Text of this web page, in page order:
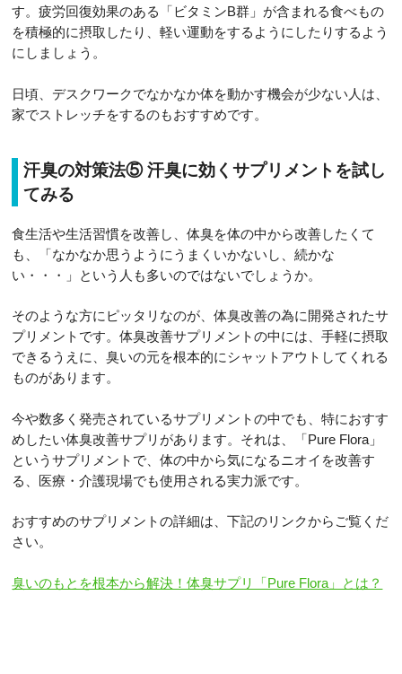
す。疲労回復効果のある「ビタミンB群」が含まれる食べもの
を積極的に摂取したり、軽い運動をするようにしたりするよう
にしましょう。
日頃、デスクワークでなかなか体を動かす機会が少ない人は、
家でストレッチをするのもおすすめです。
汗臭の対策法⑤ 汗臭に効くサプリメントを試し
てみる
食生活や生活習慣を改善し、体臭を体の中から改善したくて
も、「なかなか思うようにうまくいかないし、続かな
い・・・」という人も多いのではないでしょうか。
そのような方にピッタリなのが、体臭改善の為に開発されたサ
プリメントです。体臭改善サプリメントの中には、手軽に摂取
できるうえに、臭いの元を根本的にシャットアウトしてくれる
ものがあります。
今や数多く発売されているサプリメントの中でも、特におすす
めしたい体臭改善サプリがあります。それは、「Pure Flora」
というサプリメントで、体の中から気になるニオイを改善す
る、医療・介護現場でも使用される実力派です。
おすすめのサプリメントの詳細は、下記のリンクからご覧くだ
さい。
臭いのもとを根本から解決！体臭サプリ「Pure Flora」とは？